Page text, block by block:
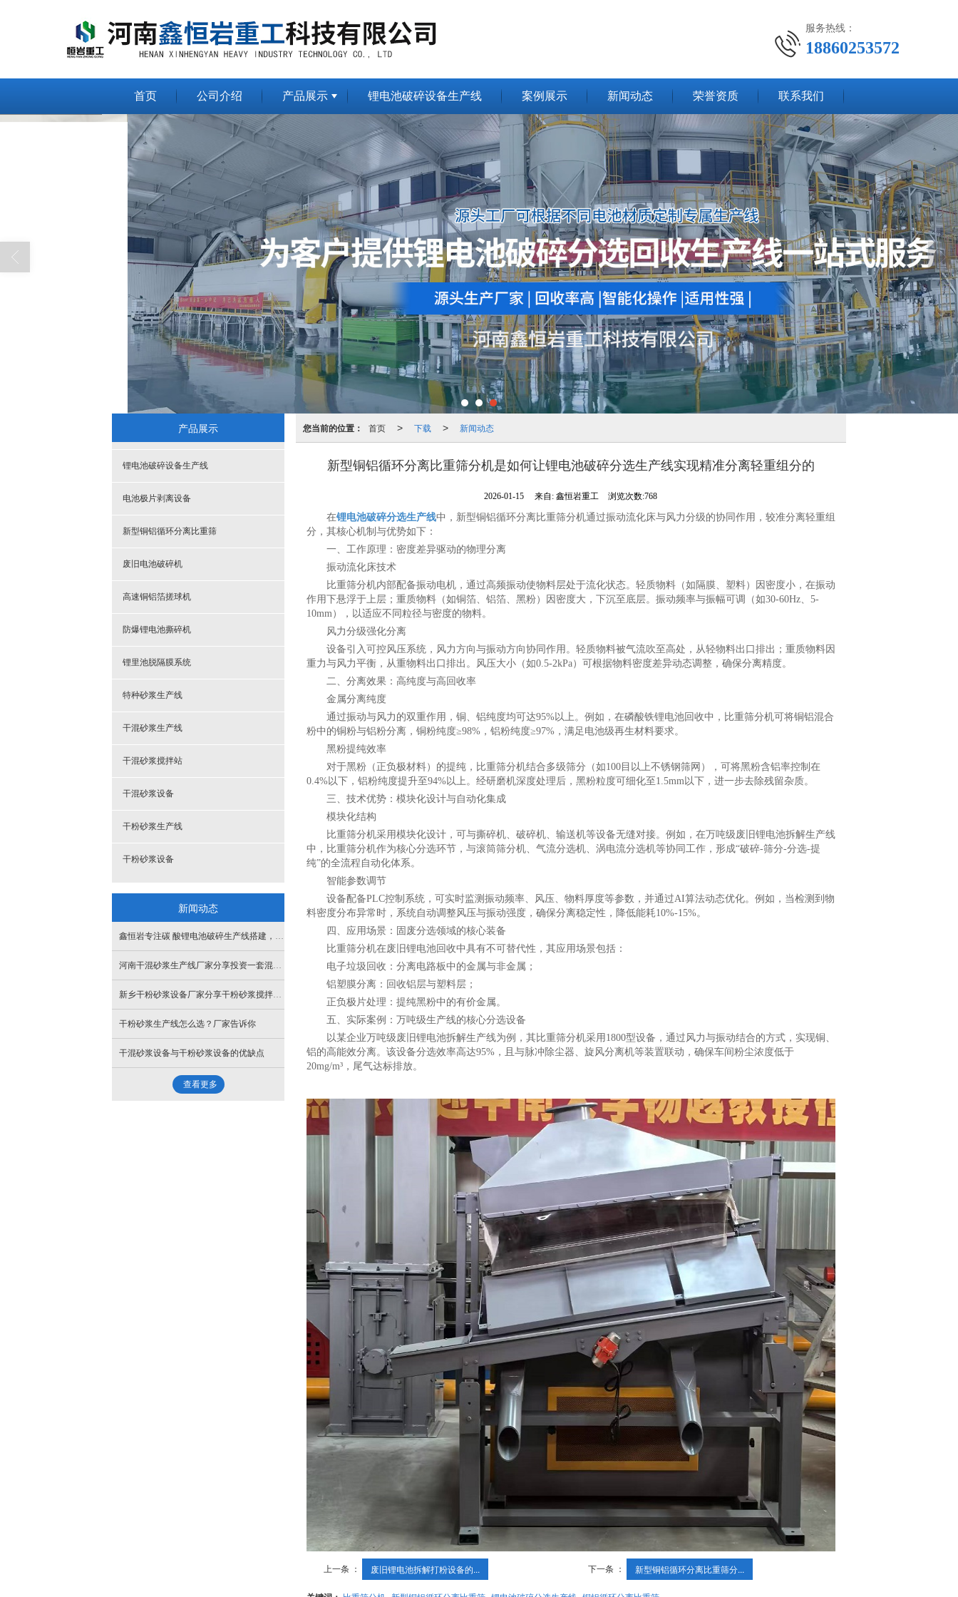
服务热线：
18860253572
首页 公司介绍 产品展示 锂电池破碎设备生产线 案例展示 新闻动态 荣誉资质 联系我们
您当前的位置： 首页 > 下载 > 新闻动态
新型铜铝循环分离比重筛分机是如何让锂电池破碎分选生产线实现精准分离轻重组分的
2026-01-15 来自:鑫恒岩重工 浏览次数:768
在锂电池破碎分选生产线中，新型铜铝循环分离比重筛分机通过振动流化床与风力分级的协同作用，较准分离轻重组
分，其核心机制与优势如下：
一、工作原理：密度差异驱动的物理分离
振动流化床技术
比重筛分机内部配备振动电机，通过高频振动使物料层处于流化状态。轻质物料（如隔膜、塑料）因密度小，在振动
作用下悬浮于上层；重质物料（如铜箔、铝箔、黑粉）因密度大，下沉至底层。振动频率与振幅可调（如30-60Hz、5-
10mm），以适应不同粒径与密度的物料。
风力分级强化分离
设备引入可控风压系统，风力方向与振动方向协同作用。轻质物料被气流吹至高处，从轻物料出口排出；重质物料因
重力与风力平衡，从重物料出口排出。风压大小（如0.5-2kPa）可根据物料密度差异动态调整，确保分离精度。
二、分离效果：高纯度与高回收率
金属分离纯度
通过振动与风力的双重作用，铜、铝纯度均可达95%以上。例如，在磷酸铁锂电池回收中，比重筛分机可将铜铝混合
粉中的铜粉与铝粉分离，铜粉纯度≥98%，铝粉纯度≥97%，满足电池级再生材料要求。
黑粉提纯效率
对于黑粉（正负极材料）的提纯，比重筛分机结合多级筛分（如100目以上不锈钢筛网），可将黑粉含铝率控制在
0.4%以下，铝粉纯度提升至94%以上。经研磨机深度处理后，黑粉粒度可细化至1.5mm以下，进一步去除残留杂质。
三、技术优势：模块化设计与自动化集成
模块化结构
比重筛分机采用模块化设计，可与撕碎机、破碎机、输送机等设备无缝对接。例如，在万吨级废旧锂电池拆解生产线
中，比重筛分机作为核心分选环节，与滚筒筛分机、气流分选机、涡电流分选机等协同工作，形成“破碎-筛分-分选-提
纯”的全流程自动化体系。
智能参数调节
设备配备PLC控制系统，可实时监测振动频率、风压、物料厚度等参数，并通过AI算法动态优化。例如，当检测到物
料密度分布异常时，系统自动调整风压与振动强度，确保分离稳定性，降低能耗10%-15%。
四、应用场景：固废分选领域的核心装备
比重筛分机在废旧锂电池回收中具有不可替代性，其应用场景包括：
电子垃圾回收：分离电路板中的金属与非金属；
铝塑膜分离：回收铝层与塑料层；
正负极片处理：提纯黑粉中的有价金属。
五、实际案例：万吨级生产线的核心分选设备
以某企业万吨级废旧锂电池拆解生产线为例，其比重筛分机采用1800型设备，通过风力与振动结合的方式，实现铜、
铝的高能效分离。该设备分选效率高达95%，且与脉冲除尘器、旋风分离机等装置联动，确保车间粉尘浓度低于
20mg/m³，尾气达标排放。
上一条 ： 废旧锂电池拆解打粉设备的... 下一条 ： 新型铜铝循环分离比重筛分...
产品展示
锂电池破碎设备生产线
电池极片剥离设备
新型铜铝循环分离比重筛
废旧电池破碎机
高速铜铝箔搓球机
防爆锂电池撕碎机
锂里池脱隔膜系统
特种砂浆生产线
干混砂浆生产线
干混砂浆搅拌站
干混砂浆设备
干粉砂浆生产线
干粉砂浆设备
新闻动态
鑫恒岩专注碳 酸锂电池破碎生产线搭建，源头工厂，按需定制
河南干混砂浆生产线厂家分享投资一套混凝土搅拌站成本多少？多久能回本？
新乡干粉砂浆设备厂家分享干粉砂浆搅拌机故障排除及解决措施
干粉砂浆生产线怎么选？厂家告诉你
干混砂浆设备与干粉砂浆设备的优缺点
查看更多